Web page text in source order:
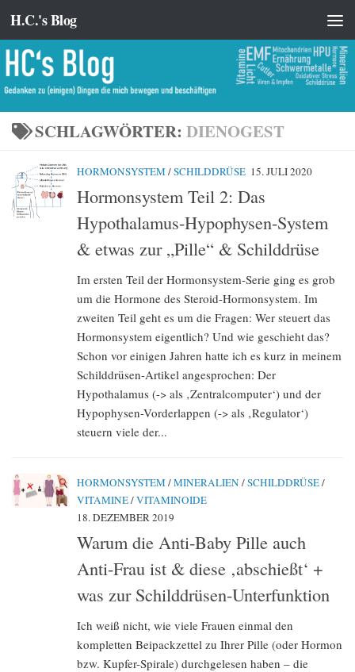
Zum Inhalt springen
H.C.'s Blog
SCHLAGWÖRTER: DIENOGEST
HORMONSYSTEM /SCHILDDRÜSE 15. JULI 2020
Hormonsystem Teil 2: Das
Hypothalamus-Hypophysen-System
& etwas zur „Pille“ & Schilddrüse
Im ersten Teil der Hormonsystem-Serie ging es grob
um die Hormone des Steroid-Hormonsystem. Im
zweiten Teil geht es um die Fragen: Wer steuert das
Hormonsystem eigentlich? Und wie geschieht das?
Schon vor einigen Jahren hatte ich es kurz in meinem
Schilddrüsen-Artikel angesprochen: Der
Hypothalamus (-> als ‚Zentralcomputer‘) und der
Hypophysen-Vorderlappen (-> als ‚Regulator‘)
steuern viele der...
HORMONSYSTEM /MINERALIEN /SCHILDDRÜSE/
VITAMINE/VITAMINOIDE
18. DEZEMBER 2019
Warum die Anti-Baby Pille auch
Anti-Frau ist & diese ‚abschießt‘ +
was zur Schilddrüsen-Unterfunktion
Ich weiß nicht, wie viele Frauen einmal den
kompletten Beipackzettel zu Ihrer Pille (oder Hormon
bzw. Kupfer-Spirale) durchgelesen haben – die